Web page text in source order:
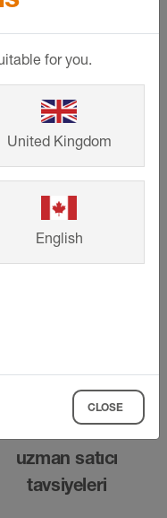
güvenilirlik
Uyumlu sistem
ürünleri
Sistem ustası ve
uzman satıcı
tavsiyeleri
for you.
United Kingdom
English
CLOSE